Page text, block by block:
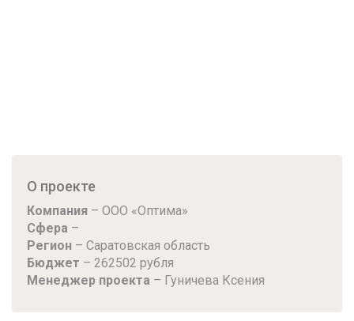
О проекте
Компания – ООО «Оптима»
Сфера –
Регион – Саратовская область
Бюджет – 262502 рубля
Менеджер проекта – Гуничева Ксения